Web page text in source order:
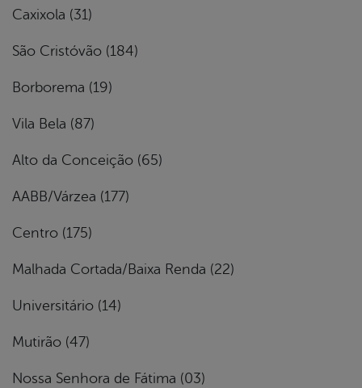
Caxixola (31)
São Cristóvão (184)
Borborema (19)
Vila Bela (87)
Alto da Conceição (65)
AABB/Várzea (177)
Centro (175)
Malhada Cortada/Baixa Renda (22)
Universitário (14)
Mutirão (47)
Nossa Senhora de Fátima (03)